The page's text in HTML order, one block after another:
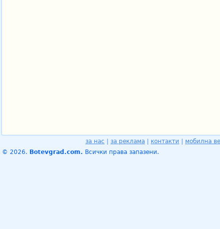
за нас за реклама контакти
мобилна
© 2026. Botevgrad.com. Всички права запазени.